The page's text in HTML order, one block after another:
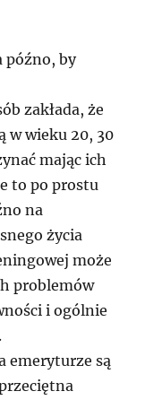
późno, by
zakłada, że
w wieku 20, 30
mając ich
to po prostu
na
życia
może
problemów
i ogólnie
emeryturze są